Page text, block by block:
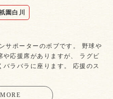
園白川
サポーターのボブです。 野球や
や応援席がありますが、 ラグビ
ラバラに座ります。 応援のス